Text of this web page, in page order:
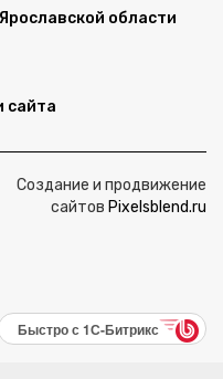
области
сайта
Создание и продвижение
сайтов Pixelsblend.ru
Быстро с 1С-Битрикс